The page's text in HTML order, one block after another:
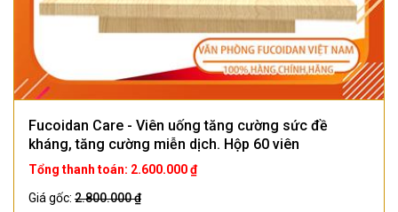
Fucoidan Care - Viên uống tăng cường sức đề
kháng, tăng cường miễn dịch. Hộp 60 viên
Tổng thanh toán: 2.600.000 ₫
Giá gốc: 2.800.000 ₫